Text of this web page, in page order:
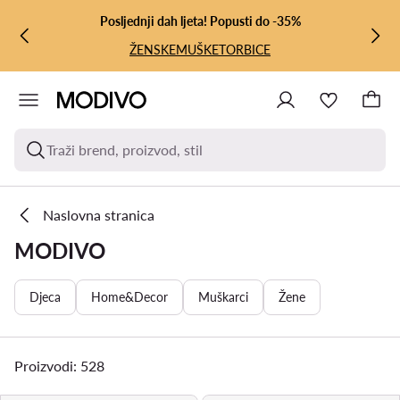
PRIJEĐI NA GLAVNI SADRŽAJ
PRIJEĐI NA PRETRAŽIVANJE
Posljednji dah ljeta! Popusti do -35%
ŽENSKEMUŠKETORBICE
Traži brend, proizvod, stil
Naslovna stranica
MODIVO
Djeca Home&Decor Muškarci Žene
Proizvodi: 528